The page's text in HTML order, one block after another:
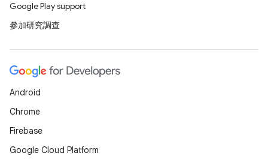
Google Play support
參加研究調查
Android
Chrome
Firebase
Google Cloud Platform